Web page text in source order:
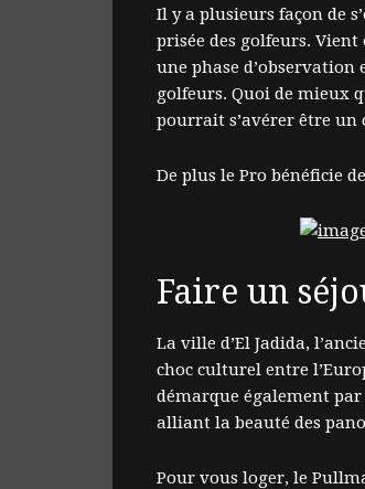
Il y a plusieurs façon de
prisée des golfeurs.
une phase d’observation
golfeurs. Quoi de mieux
pourrait s’avérer être un
De plus le Pro bénéficie
Faire un
La ville d’El Jadida,
choc culturel entre
démarque également par
alliant la beauté des
Pour vous loger, le